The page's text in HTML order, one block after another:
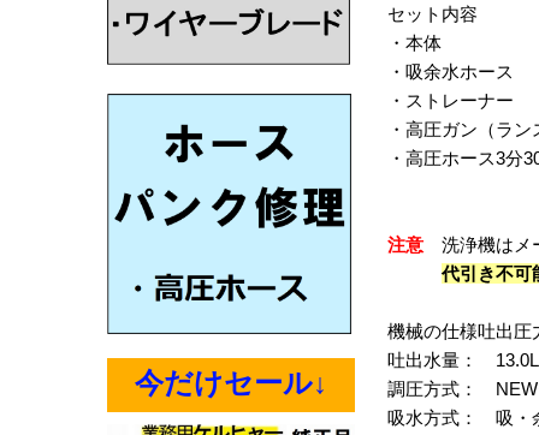
セット内容
・本体
・吸余水ホース
・ストレーナー
・高圧ガン（ラ
・高圧ホース3分
注意 洗浄機はメ
代引き不可
機械の仕様吐出
吐出水量：
調圧方式： NEW
吸水方式： 吸・
今だけセール↓